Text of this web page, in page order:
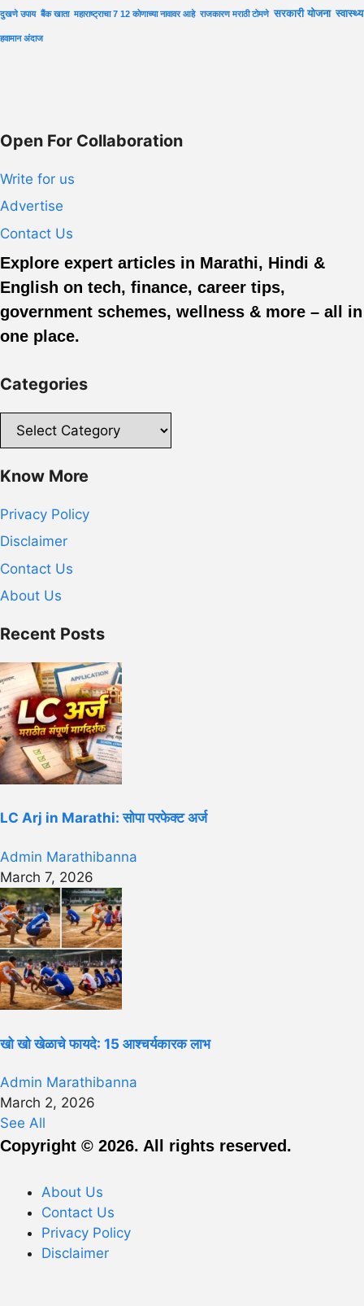
दुखणे उपाय बैंक खाता महाराष्ट्राचा 7 12 कोणाच्या नावावर आहे राजकारण मराठी टोमणे सरकारी योजना स्वास्थ्य
हवामान अंदाज
Open For Collaboration
Write for us
Advertise
Contact Us
Explore expert articles in Marathi, Hindi &
English on tech, finance, career tips,
government schemes, wellness & more – all in
one place.
Categories
Categories
Know More
Privacy Policy
Disclaimer
Contact Us
About Us
Recent Posts
LC Arj in Marathi: सोपा परफेक्ट अर्ज
Admin Marathibanna
March 7, 2026
खो खो खेळाचे फायदे: 15 आश्चर्यकारक लाभ
Admin Marathibanna
March 2, 2026
See All
Copyright © 2026. All rights reserved.
About Us
Contact Us
Privacy Policy
Disclaimer